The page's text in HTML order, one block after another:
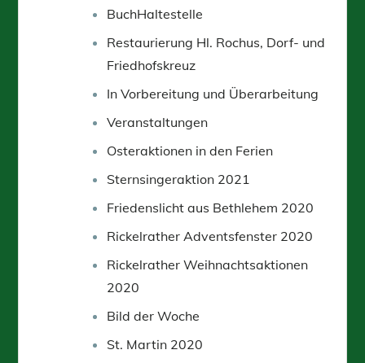
BuchHaltestelle
Restaurierung Hl. Rochus, Dorf- und
Friedhofskreuz
In Vorbereitung und Überarbeitung
Veranstaltungen
Osteraktionen in den Ferien
Sternsingeraktion 2021
Friedenslicht aus Bethlehem 2020
Rickelrather Adventsfenster 2020
Rickelrather Weihnachtsaktionen
2020
Bild der Woche
St. Martin 2020